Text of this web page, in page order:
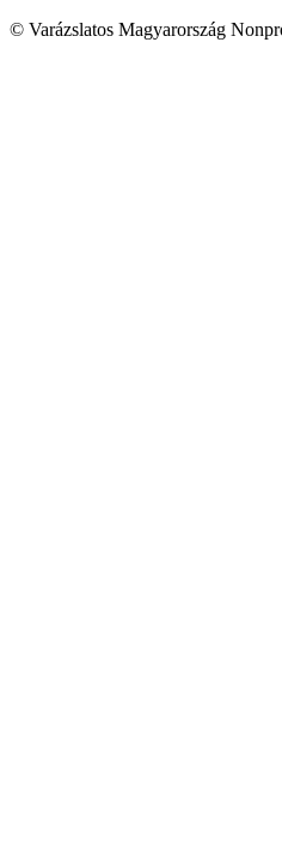
© Varázslatos Magyarország